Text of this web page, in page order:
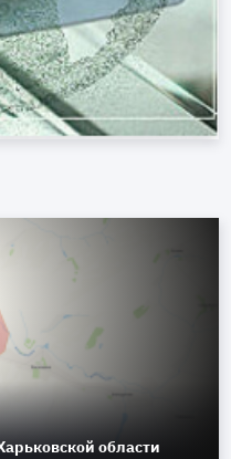
области